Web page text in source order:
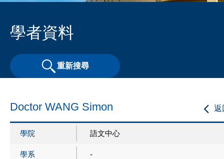
學者資料
重新搜尋
返
Doctor WANG Simon
學院 語文中心
學系 -